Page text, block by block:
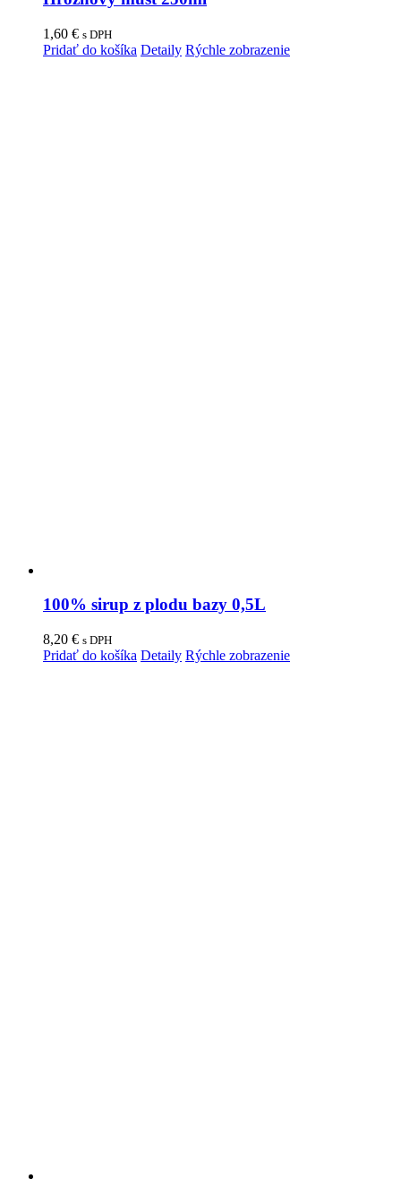
1,60 € s DPH
Pridať do košíka Detaily Rýchle zobrazenie
100% sirup z plodu bazy 0,5L
8,20 € s DPH
Pridať do košíka Detaily Rýchle zobrazenie